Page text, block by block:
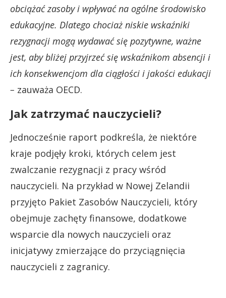
obciążać zasoby i wpływać na ogólne środowisko
edukacyjne. Dlatego chociaż niskie wskaźniki
rezygnacji mogą wydawać się pozytywne, ważne
jest, aby bliżej przyjrzeć się wskaźnikom absencji i
ich konsekwencjom dla ciągłości i jakości edukacji
– zauważa OECD.
Jak zatrzymać nauczycieli?
Jednocześnie raport podkreśla, że niektóre
kraje podjęły kroki, których celem jest
zwalczanie rezygnacji z pracy wśród
nauczycieli. Na przykład w Nowej Zelandii
przyjęto Pakiet Zasobów Nauczycieli, który
obejmuje zachęty finansowe, dodatkowe
wsparcie dla nowych nauczycieli oraz
inicjatywy zmierzające do przyciągnięcia
nauczycieli z zagranicy.